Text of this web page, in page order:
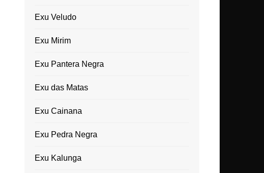
Exu Veludo
Exu Mirim
Exu Pantera Negra
Exu das Matas
Exu Cainana
Exu Pedra Negra
Exu Kalunga